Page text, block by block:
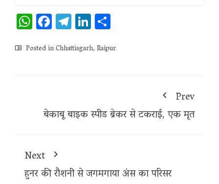
WhatsApp
Facebook
Telegram
LinkedIn
Posted inChhattisgarh,Raipur
Prev
बेकाबू बाइक स्पीड ब्रेकर से टकराई, एक मृत
Next
हुनर की रौशनी से जगमगाया अंस का परिसर